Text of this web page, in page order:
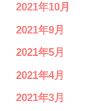
2021年10月
2021年9月
2021年5月
2021年4月
2021年3月